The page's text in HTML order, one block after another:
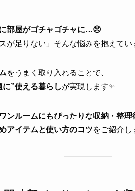
部屋がゴチャゴチャに…😣
が足りない」そんな悩みを抱えてい
をうまく取り入れることで、
”使える暮らしが実現します✨
ンルームにもぴったりな収納・整理
アイテムと使い方のコツをご紹介し